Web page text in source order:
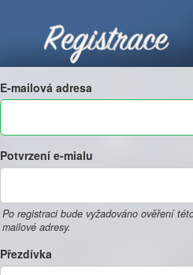
Registrace
E-mailová adresa
Potvrzení e-mialu
Po registraci bude vyžadováno ověření
mailové adresy.
Přezdívka